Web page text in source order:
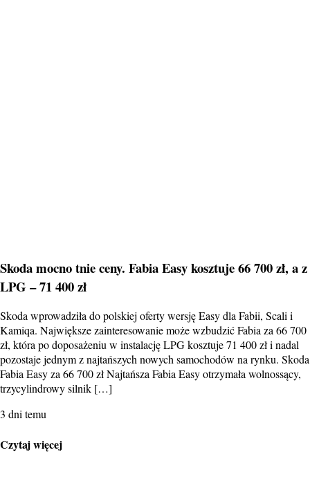
Skoda mocno tnie ceny. Fabia Easy kosztuje 66 700 zł, a z
LPG – 71 400 zł
Skoda wprowadziła do polskiej oferty wersję Easy dla Fabii, Scali i
Kamiqa. Największe zainteresowanie może wzbudzić Fabia za 66 700
zł, która po doposażeniu w instalację LPG kosztuje 71 400 zł i nadal
pozostaje jednym z najtańszych nowych samochodów na rynku. Skoda
Fabia Easy za 66 700 zł Najtańsza Fabia Easy otrzymała wolnossący,
trzycylindrowy silnik […]
3 dni temu
Czytaj więcej